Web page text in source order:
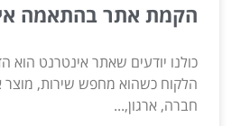
הקמת אתר בהתאמה
כולנו יודעים שאתר אינטרנט
הלקוח כשהוא מחפש שירות, מוצר
חברה, ארגון,...